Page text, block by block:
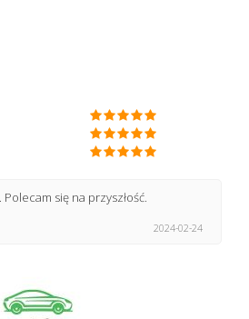
się na przyszłość.
2024-02-24